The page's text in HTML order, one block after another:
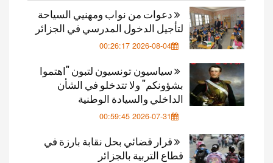
دعوات من نواب ومهنيي السياحة
لتأجيل الدخول المدرسي في الجزائر
2026-08-04 00:26:17
سياسيون تونسيون لتبون "اهتموا
بشؤونكم" ولا تتدخلو في الشأن
الداخلي والسيادة الوطنية
2026-07-31 00:59:45
قرار قضائي بحل نقابة بارزة في
قطاع التربية بالجزائر